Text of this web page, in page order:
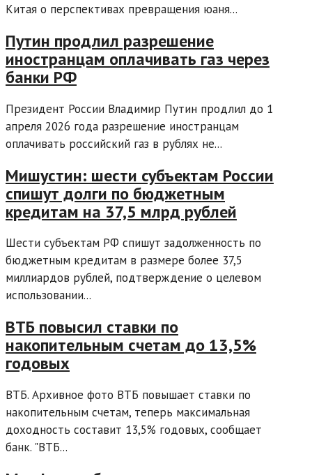
Китая о перспективах превращения юаня...
Путин продлил разрешение
иностранцам оплачивать газ через
банки РФ
Президент России Владимир Путин продлил до 1
апреля 2026 года разрешение иностранцам
оплачивать российский газ в рублях не...
Мишустин: шести субъектам России
спишут долги по бюджетным
кредитам на 37,5 млрд рублей
Шести субъектам РФ спишут задолженность по
бюджетным кредитам в размере более 37,5
миллиардов рублей, подтверждение о целевом
использовании...
ВТБ повысил ставки по
накопительным счетам до 13,5%
годовых
ВТБ. Архивное фото ВТБ повышает ставки по
накопительным счетам, теперь максимальная
доходность составит 13,5% годовых, сообщает
банк. "ВТБ...